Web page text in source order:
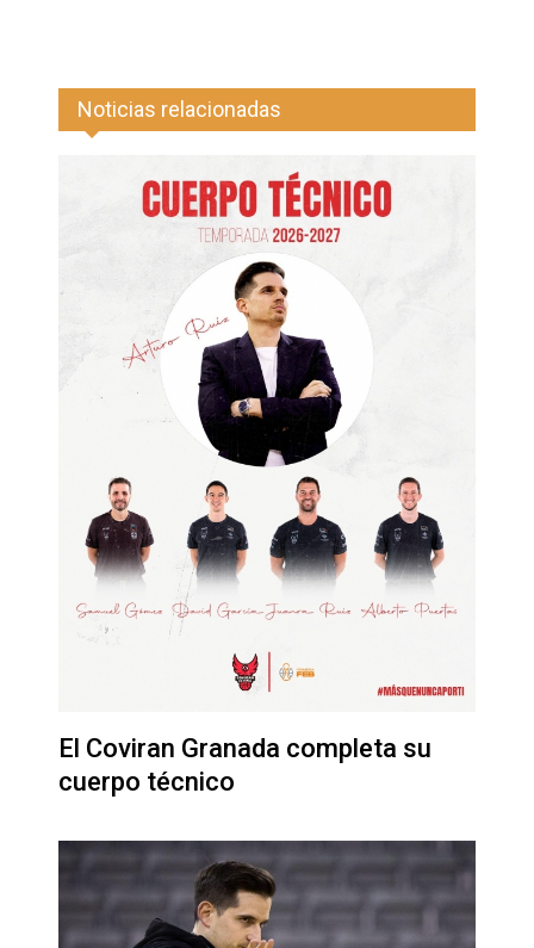
Noticias relacionadas
El Coviran Granada completa su
cuerpo técnico